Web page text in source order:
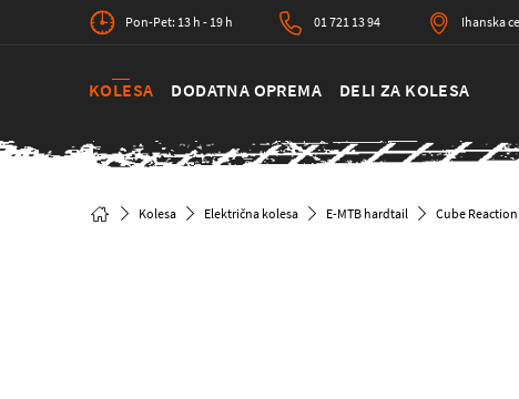
Pon-Pet: 13 h - 19 h 01 721 13 94 Ihanska
KOLESA DODATNA OPREMA DELI ZA KOLESA
Kolesa Električna kolesa E-MTB hardtail Cube